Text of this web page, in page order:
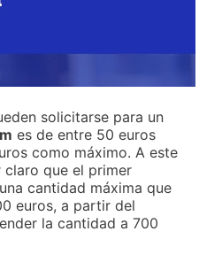
solicitarse para un
es de entre 50 euros
como máximo. A este
que el primer
cantidad máxima que
euros, a partir del
la cantidad a 700